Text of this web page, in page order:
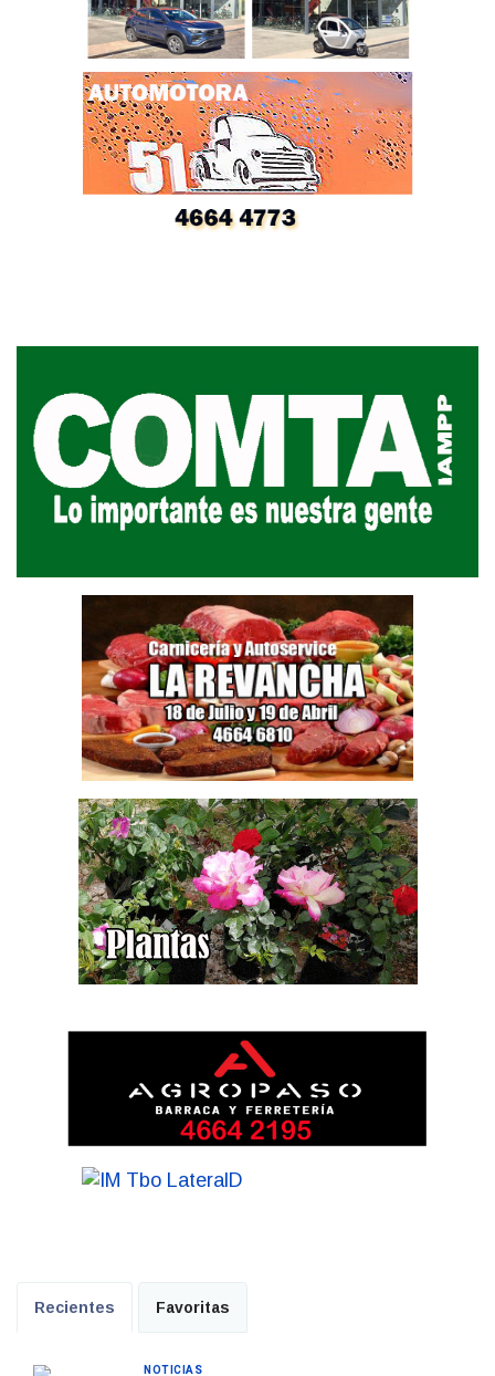
Recientes Favoritas
NOTICIAS